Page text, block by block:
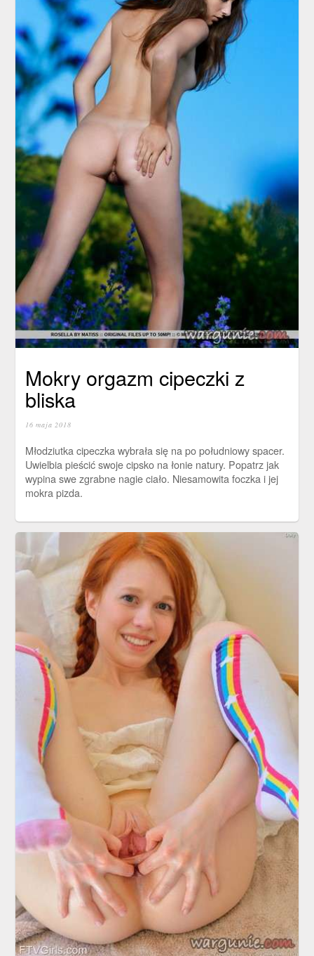
Mokry orgazm cipeczki z
bliska
16 maja 2018
Młodziutka cipeczka wybrała się na po południowy spacer.
Uwielbia pieścić swoje cipsko na łonie natury. Popatrz jak
wypina swe zgrabne nagie ciało. Niesamowita foczka i jej
mokra pizda.